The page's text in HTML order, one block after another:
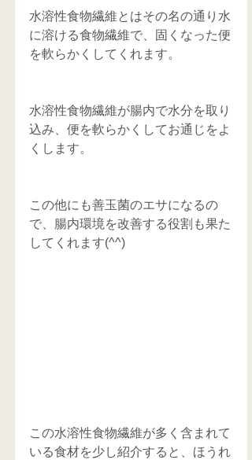
水溶性食物繊維とはその名の通り水
に溶ける食物繊維で、固くなった便
を軟らかくしてくれます。
水溶性食物繊維が腸内で水分を取り
込み、便を軟らかくしてお通じをよ
くします。
この他にも善玉菌のエサになるの
で、腸内環境を改善する役割も果た
してくれます(^^)
この水溶性食物繊維が多く含まれて
いる食材を少し紹介すると、ほうれ